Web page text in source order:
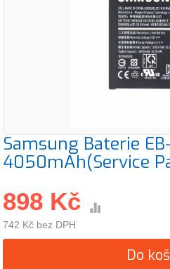
Samsung Baterie
4050mAh(Service
898 Kč
742 Kč bez DPH
Do